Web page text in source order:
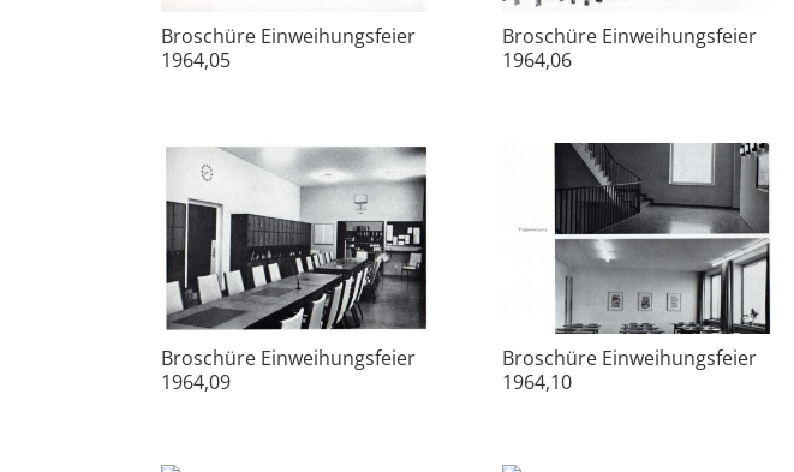
Broschüre Einweihungsfeier
1964,05
Broschüre Einweihungsfeier
1964,06
Broschüre Einweihungsfeier
1964,09
Broschüre Einweihungsfeier
1964,10